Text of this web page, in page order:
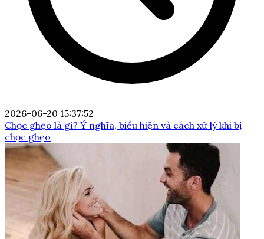
2026-06-20 15:37:52
Chọc ghẹo là gì? Ý nghĩa, biểu hiện và cách xử lý khi bị
chọc ghẹo